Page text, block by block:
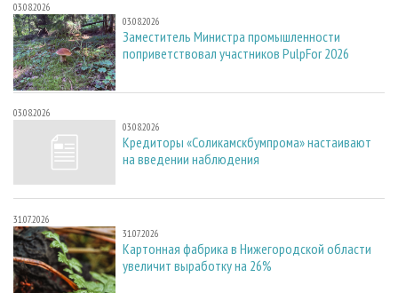
03.08.2026
03.08.2026
Заместитель Министра промышленности
поприветствовал участников PulpFor 2026
03.08.2026
03.08.2026
Кредиторы «Соликамскбумпрома» настаивают
на введении наблюдения
31.07.2026
31.07.2026
Картонная фабрика в Нижегородской области
увеличит выработку на 26%